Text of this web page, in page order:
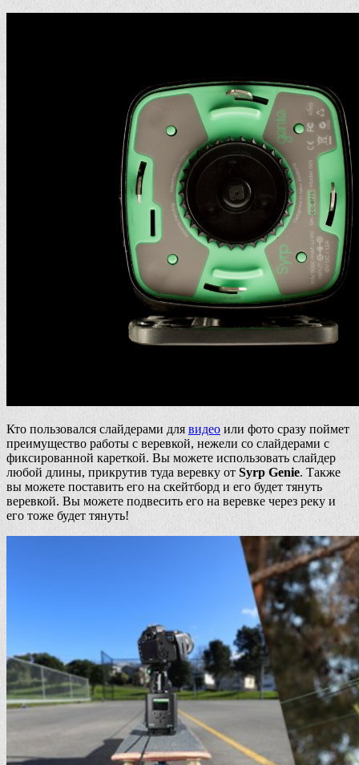
Кто пользовался слайдерами для видео или фото сразу поймет
преимущество работы с веревкой, нежели со слайдерами с
фиксированной кареткой. Вы можете использовать слайдер
любой длины, прикрутив туда веревку от Syrp Genie. Также
вы можете поставить его на скейтборд и его будет тянуть
веревкой. Вы можете подвесить его на веревке через реку и
его тоже будет тянуть!